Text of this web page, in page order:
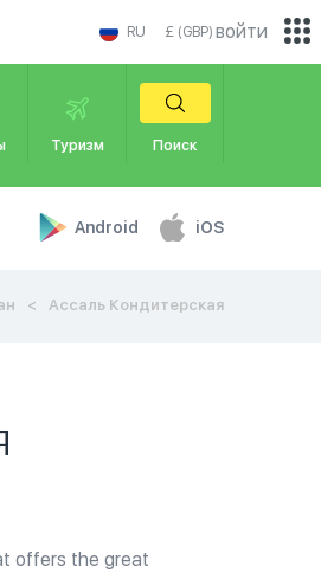
RU £ (GBP)
Туризм Поиск
Android iOS
войти
Ассаль Кондитерская
offers the great